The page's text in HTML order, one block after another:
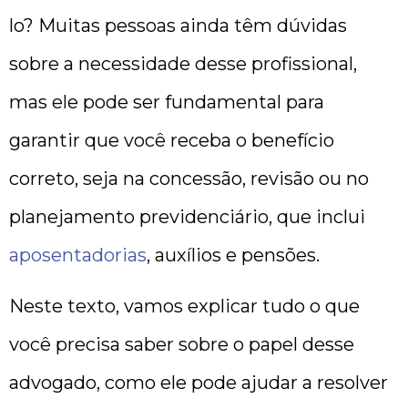
lo? Muitas pessoas ainda têm dúvidas
sobre a necessidade desse profissional,
mas ele pode ser fundamental para
garantir que você receba o benefício
correto, seja na concessão, revisão ou no
planejamento previdenciário, que inclui
aposentadorias, auxílios e pensões.
Neste texto, vamos explicar tudo o que
você precisa saber sobre o papel desse
advogado, como ele pode ajudar a resolver